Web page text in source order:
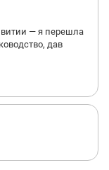
— я перешла
дав